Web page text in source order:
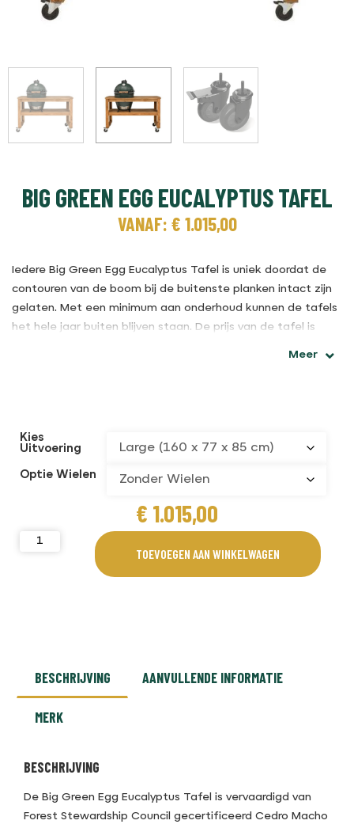
BIG GREEN EGG EUCALYPTUS TAFEL
VANAF: € 1.015,00
Iedere Big Green Egg Eucalyptus Tafel is uniek doordat de
contouren van de boom bij de buitenste planken intact zijn
gelaten. Met een minimum aan onderhoud kunnen de tafels
het hele jaar buiten blijven staan. De prijs van de tafel is
Meer
Kies
Uitvoering
Optie Wielen
€ 1.015,00
TOEVOEGEN AAN WINKELWAGEN
BESCHRIJVING AANVULLENDE INFORMATIE
MERK
BESCHRIJVING
De Big Green Egg Eucalyptus Tafel is vervaardigd van
Forest Stewardship Council gecertificeerd Cedro Macho